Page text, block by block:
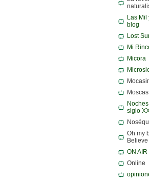
Las Mil
blog
Lost
Mi
Micora
siglo
Oh my
Believe
ON AIR
Online